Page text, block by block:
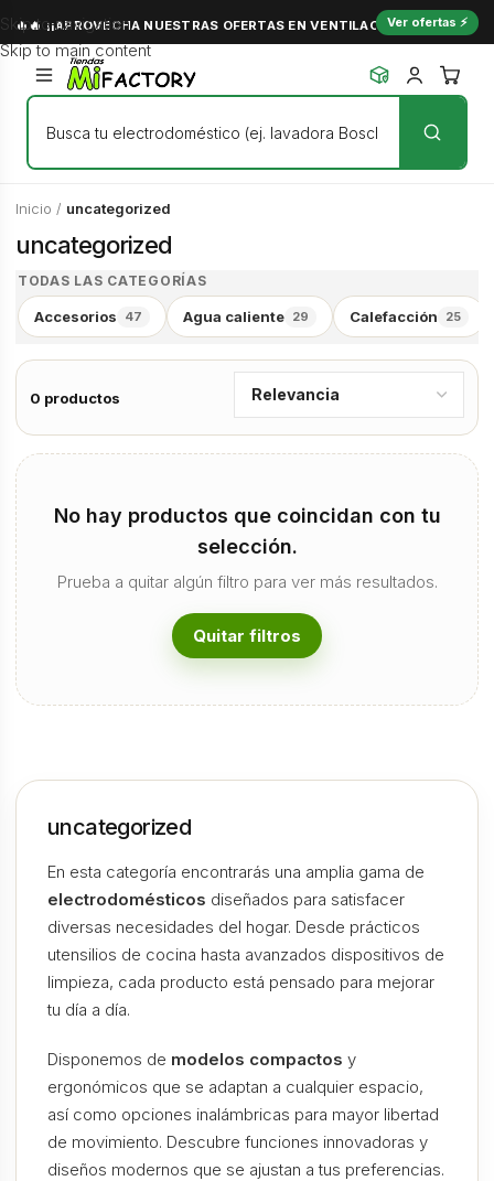
🔥🔥 ¡¡APROVECHA NUESTRAS OFERTAS EN VENTILACIÓN Y NO
Ver ofertas ⚡
Skip to navigation
Skip to main content
Inicio / uncategorized
uncategorized
TODAS LAS CATEGORÍAS
Accesorios 47 Agua caliente 29 Calefacción 25
0 productos
No hay productos que coincidan con tu
selección.
Prueba a quitar algún filtro para ver más resultados.
Quitar filtros
uncategorized
En esta categoría encontrarás una amplia gama de
electrodomésticos diseñados para satisfacer
diversas necesidades del hogar. Desde prácticos
utensilios de cocina hasta avanzados dispositivos de
limpieza, cada producto está pensado para mejorar
tu día a día.
Disponemos de modelos compactos y
ergonómicos que se adaptan a cualquier espacio,
así como opciones inalámbricas para mayor libertad
de movimiento. Descubre funciones innovadoras y
diseños modernos que se ajustan a tus preferencias.